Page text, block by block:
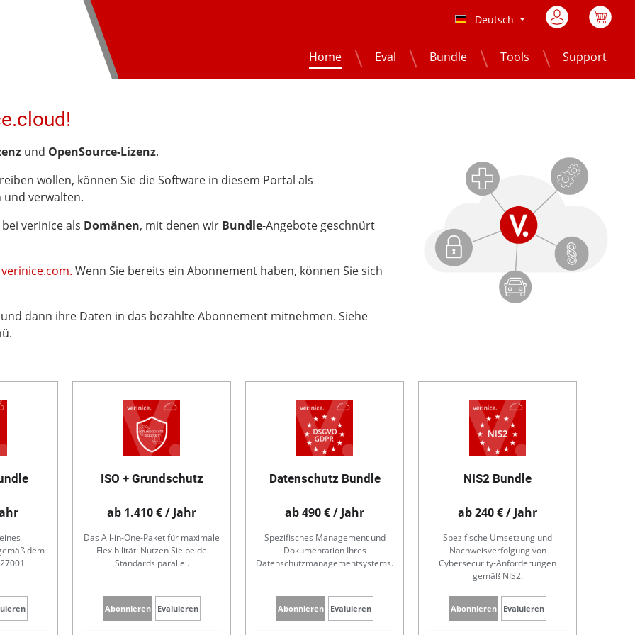
Deutsch
Home Eval Bundle Tools Support
und OpenSource-Lizenz.
wollen, können Sie die Software in diesem Portal als
verwalten.
verinice als Domänen, mit denen wir Bundle-Angebote geschnürt
verinice.com. Wenn Sie bereits ein Abonnement haben, können Sie sich
dann ihre Daten in das bezahlte Abonnement mitnehmen. Siehe
dem
ISO + Grundschutz
ab 1.410 € / Jahr
Das All-in-One-Paket für maximale
Flexibilität: Nutzen Sie beide
Standards parallel.
Abonnieren Evaluieren
Datenschutz Bundle
ab 490 € / Jahr
Spezifisches Management und
Dokumentation Ihres
Datenschutzmanagementsystems.
Abonnieren Evaluieren
NIS2 Bundle
ab 240 € / Jahr
Spezifische Umsetzung und
Nachweisverfolgung von
Cybersecurity-Anforderungen
gemäß NIS2.
Abonnieren Evaluieren